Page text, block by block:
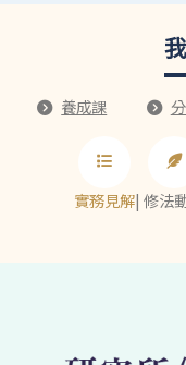
養成課
實務見解| 修法